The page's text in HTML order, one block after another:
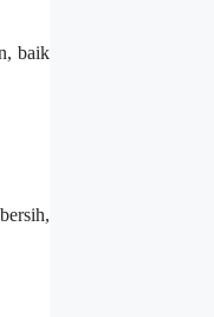
baik